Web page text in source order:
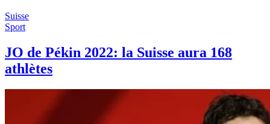
Suisse
Sport
JO de Pékin 2022: la Suisse aura 168
athlètes